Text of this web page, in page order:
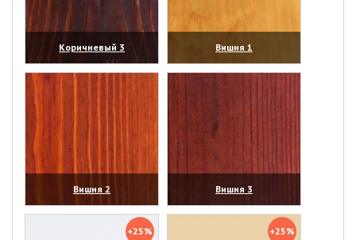
Коричневый 3
(увеличить)
Вишня 1
(увеличить)
Вишня 2
(увеличить)
Вишня 3
(увеличить)
+25%
+25%